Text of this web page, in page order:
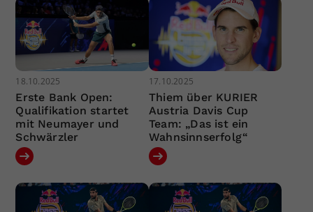
18.10.2025
Erste Bank Open:
Qualifikation startet
mit Neumayer und
Schwärzler
17.10.2025
Thiem über KURIER
Austria Davis Cup
Team: „Das ist ein
Wahnsinnserfolg“